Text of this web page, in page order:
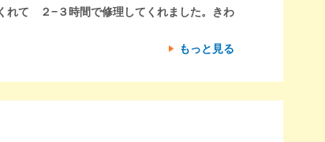
れて ２−３時間で修理してくれました。きわ
もっと見る